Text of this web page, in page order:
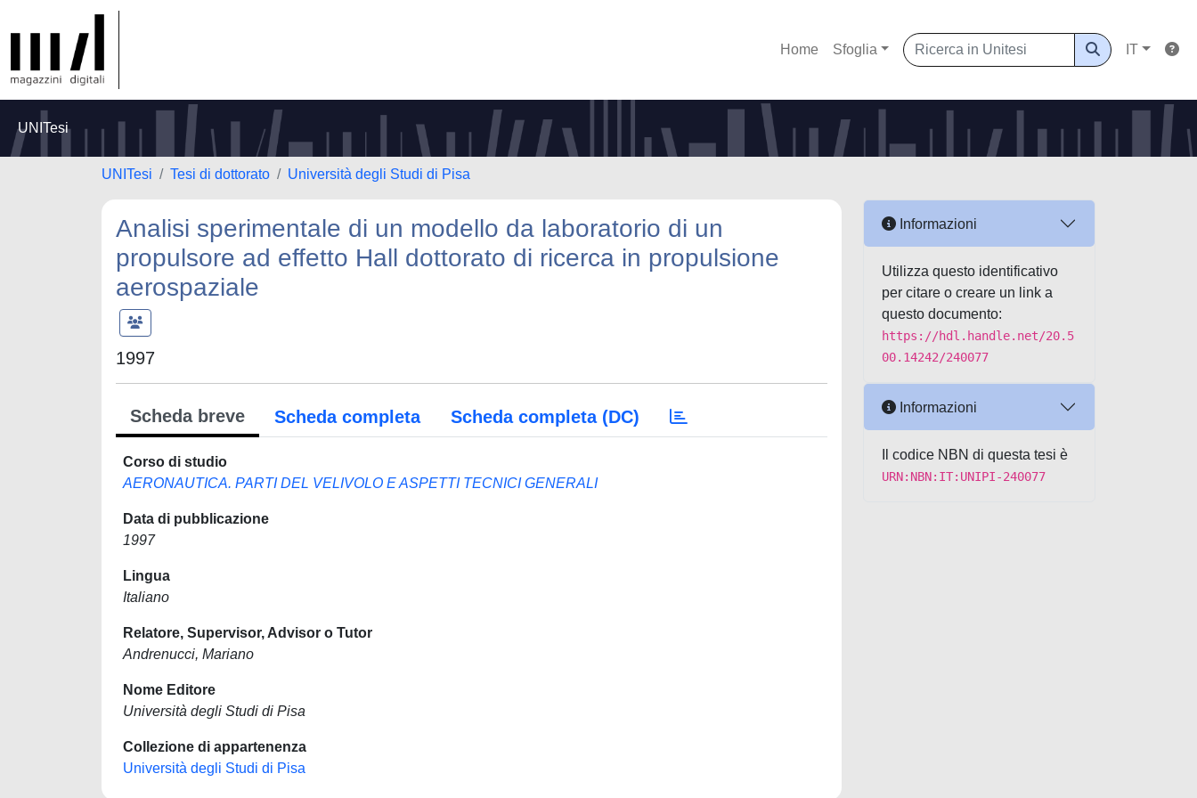
Home Sfoglia IT
UNITesi
UNITesi Tesi di dottorato Università degli Studi di Pisa
Analisi sperimentale di un modello da laboratorio di un
propulsore ad effetto Hall dottorato di ricerca in propulsione
aerospaziale
1997
Scheda breve Scheda completa Scheda completa (DC)
Corso di studio
AERONAUTICA. PARTI DEL VELIVOLO E ASPETTI TECNICI GENERALI
Data di pubblicazione
1997
Lingua
Italiano
Relatore, Supervisor, Advisor o Tutor
Andrenucci, Mariano
Nome Editore
Università degli Studi di Pisa
Collezione di appartenenza
Università degli Studi di Pisa
Informazioni
Utilizza questo identificativo
per citare o creare un link a
questo documento:
https://hdl.handle.net/20.5
00.14242/240077
Informazioni
Il codice NBN di questa tesi è
URN:NBN:IT:UNIPI-240077